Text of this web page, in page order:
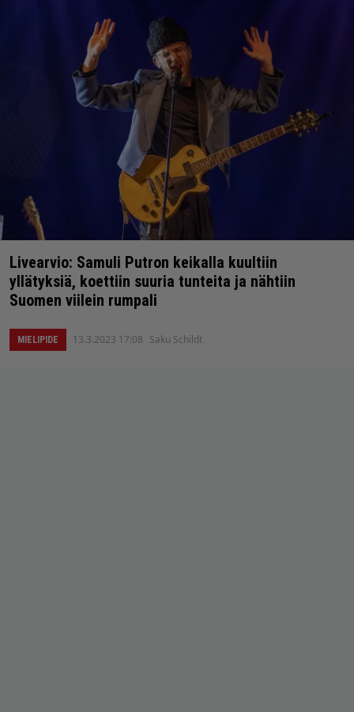
Livearvio: Samuli Putron keikalla kuultiin
yllätyksiä, koettiin suuria tunteita ja nähtiin
Suomen viilein rumpali
MIELIPIDE 13.3.2023 17:08 Saku Schildt